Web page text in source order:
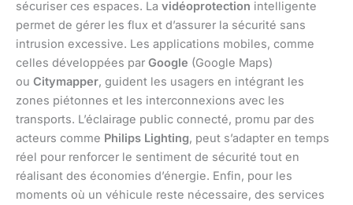
sécuriser ces espaces. La vidéoprotection intelligente
permet de gérer les flux et d’assurer la sécurité sans
intrusion excessive. Les applications mobiles, comme
celles développées par Google (Google Maps)
ou Citymapper, guident les usagers en intégrant les
zones piétonnes et les interconnexions avec les
transports. L’éclairage public connecté, promu par des
acteurs comme Philips Lighting, peut s’adapter en temps
réel pour renforcer le sentiment de sécurité tout en
réalisant des économies d’énergie. Enfin, pour les
moments où un véhicule reste nécessaire, des services